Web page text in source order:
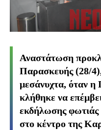
Αναστάτωση
Παρασκευής (28/
μεσάνυχτα, όταν
κλήθηκε να
εκδήλωσης
στο κέντρο της